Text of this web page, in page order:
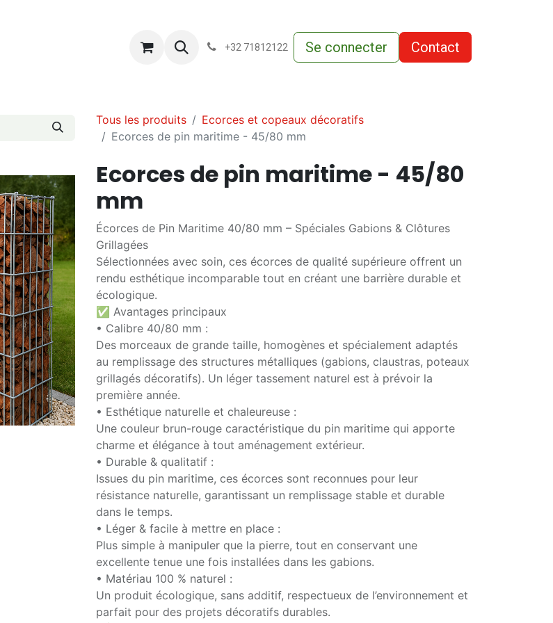
Conditions-generales-de-vente
+32 71812122 Se connecter Contact
Tous les produits
Ecorces et copeaux décoratifs
Ecorces de pin maritime - 45/80 mm
Ecorces de pin maritime - 45/80
mm
Écorces de Pin Maritime 40/80 mm – Spéciales Gabions & Clôtures
Grillagées
Sélectionnées avec soin, ces écorces de qualité supérieure offrent un
rendu esthétique incomparable tout en créant une barrière durable et
écologique.
✅ Avantages principaux
• Calibre 40/80 mm :
Des morceaux de grande taille, homogènes et spécialement adaptés
au remplissage des structures métalliques (gabions, claustras, poteaux
grillagés décoratifs). Un léger tassement naturel est à prévoir la
première année.
• Esthétique naturelle et chaleureuse :
Une couleur brun-rouge caractéristique du pin maritime qui apporte
charme et élégance à tout aménagement extérieur.
• Durable & qualitatif :
Issues du pin maritime, ces écorces sont reconnues pour leur
résistance naturelle, garantissant un remplissage stable et durable
dans le temps.
• Léger & facile à mettre en place :
Plus simple à manipuler que la pierre, tout en conservant une
excellente tenue une fois installées dans les gabions.
• Matériau 100 % naturel :
Un produit écologique, sans additif, respectueux de l’environnement et
parfait pour des projets décoratifs durables.